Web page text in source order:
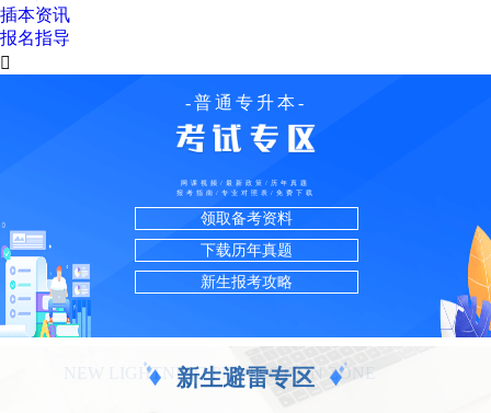
插本资讯
报名指导

-普通专升本-
网课视频/最新政策/历年真题
报考指南/专业对照表/免费下载
领取备考资料
下载历年真题
新生报考攻略
NEW LIGHTNING PROTECTION ZONE
新生避雷专区